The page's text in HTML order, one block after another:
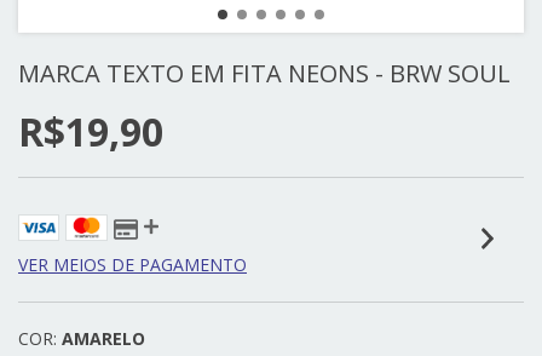
MARCA TEXTO EM FITA NEONS - BRW SOUL
R$19,90
VER MEIOS DE PAGAMENTO
COR: AMARELO